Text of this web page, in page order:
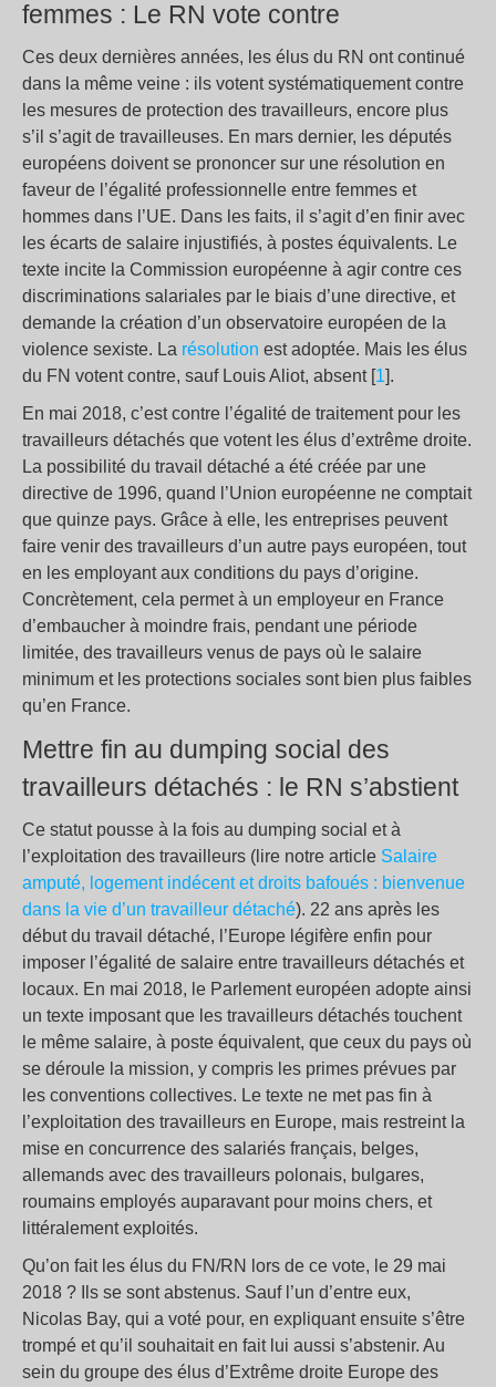
femmes : Le RN vote contre
Ces deux dernières années, les élus du RN ont continué
dans la même veine : ils votent systématiquement contre
les mesures de protection des travailleurs, encore plus
s’il s’agit de travailleuses. En mars dernier, les députés
européens doivent se prononcer sur une résolution en
faveur de l’égalité professionnelle entre femmes et
hommes dans l’UE. Dans les faits, il s’agit d’en finir avec
les écarts de salaire injustifiés, à postes équivalents. Le
texte incite la Commission européenne à agir contre ces
discriminations salariales par le biais d’une directive, et
demande la création d’un observatoire européen de la
violence sexiste. La résolution est adoptée. Mais les élus
du FN votent contre, sauf Louis Aliot, absent [1].
En mai 2018, c’est contre l’égalité de traitement pour les
travailleurs détachés que votent les élus d’extrême droite.
La possibilité du travail détaché a été créée par une
directive de 1996, quand l’Union européenne ne comptait
que quinze pays. Grâce à elle, les entreprises peuvent
faire venir des travailleurs d’un autre pays européen, tout
en les employant aux conditions du pays d’origine.
Concrètement, cela permet à un employeur en France
d’embaucher à moindre frais, pendant une période
limitée, des travailleurs venus de pays où le salaire
minimum et les protections sociales sont bien plus faibles
qu’en France.
Mettre fin au dumping social des
travailleurs détachés : le RN s’abstient
Ce statut pousse à la fois au dumping social et à
l’exploitation des travailleurs (lire notre article Salaire
amputé, logement indécent et droits bafoués : bienvenue
dans la vie d’un travailleur détaché). 22 ans après les
début du travail détaché, l’Europe légifère enfin pour
imposer l’égalité de salaire entre travailleurs détachés et
locaux. En mai 2018, le Parlement européen adopte ainsi
un texte imposant que les travailleurs détachés touchent
le même salaire, à poste équivalent, que ceux du pays où
se déroule la mission, y compris les primes prévues par
les conventions collectives. Le texte ne met pas fin à
l’exploitation des travailleurs en Europe, mais restreint la
mise en concurrence des salariés français, belges,
allemands avec des travailleurs polonais, bulgares,
roumains employés auparavant pour moins chers, et
littéralement exploités.
Qu’on fait les élus du FN/RN lors de ce vote, le 29 mai
2018 ? Ils se sont abstenus. Sauf l’un d’entre eux,
Nicolas Bay, qui a voté pour, en expliquant ensuite s’être
trompé et qu’il souhaitait en fait lui aussi s’abstenir. Au
sein du groupe des élus d’Extrême droite Europe des